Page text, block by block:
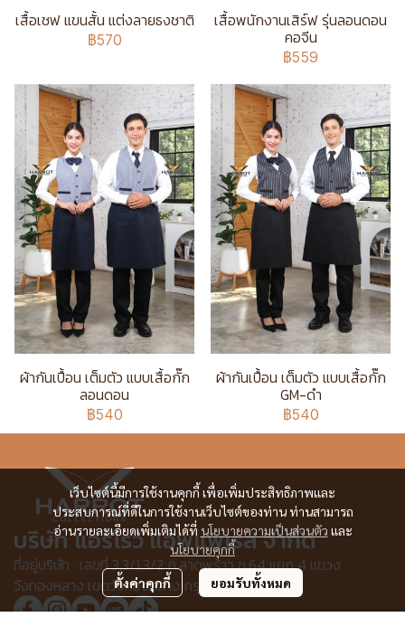
เสื้อเชฟ แขนสั้น แต่งลายธงชาติ
฿570
เสื้อพนักงานเสิร์ฟ รุ่นลอนดอน
คอจีน
฿559
ผ้ากันเปื้อน เต็มตัว แบบเสื้อกั๊ก
ลอนดอน
฿540
ผ้ากันเปื้อน เต็มตัว แบบเสื้อกั๊ก
GM-ดำ
฿540
เว็บไซต์นี้มีการใช้งานคุกกี้ เพื่อเพิ่มประสิทธิภาพและ
ประสบการณ์ที่ดีในการใช้งานเว็บไซต์ของท่าน ท่านสามารถ
อ่านรายละเอียดเพิ่มเติมได้ที่ นโยบายความเป็นส่วนตัว และ
นโยบายคุกกี้
ตั้งค่าคุกกี้ ยอมรับทั้งหมด
บริษัท แอร์โรว์ แอพแพเรล จำกัด
ที่อยู่บริษัท : เลขที่ 3,3/1,3/2 ก.ลาดพร้าว ซ.64 แยก 4 แขวง
วังทองหลาง เขตวังทองหลาง กรุงเทพฯ 10310